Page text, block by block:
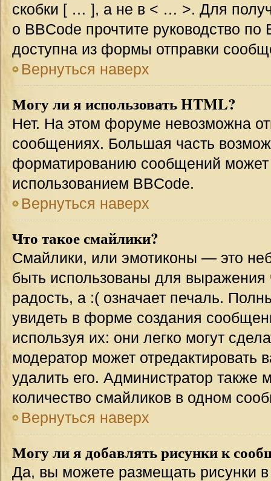
скобки [ … ], а не в < … >. Для
о BBCode прочтите руководство
доступна из формы отправки
Вернуться наверх
Могу ли я использовать HTML?
Нет. На этом форуме невозможна
сообщениях. Большая часть
форматированию сообщений может
использованием BBCode.
Вернуться наверх
Что такое смайлики?
Смайлики, или эмотиконы — это
быть использованы для выражения
радость, а :( означает печаль.
увидеть в форме создания
используя их: они легко могут
модератор может
удалить его. Администратор также
количество смайликов в одном
Вернуться наверх
Могу ли я добавлять рисунки к
Да, вы можете размещать рисунки